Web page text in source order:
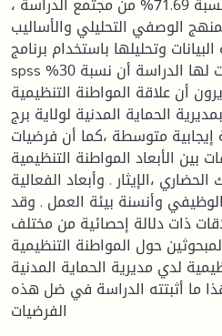
الوصفي التحليلي والأساليب
وتحليلها باستخدام برنامج
spss ومن أهم النتائج التي توصلت لها الدراسة أن نسبة 30%
أن علاقة المواطنة التنظيمية
الحماية المدنية لولاية برج
إيجابية متوسطة ،كما أن فرضيات
بين الأبعاد المواطنة التنظيمية
،الإيثار . وأبعاد الفعالية
الوظيفي وأنسنة بيئة العمل . وقد
ذات دلالة إحصائية من مختلف
حول المواطنة التنظيمية
لدي مديرية الحماية المدنية
ما أثبتته الدراسة في ضل هذه
الفرضيات